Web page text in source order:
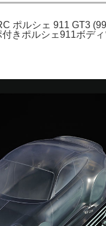
ポルシェ 911 GT3
きポルシェ911ボデ